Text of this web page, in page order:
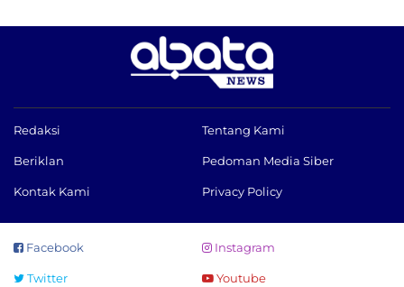
Redaksi Tentang Kami
Beriklan Pedoman Media Siber
Kontak Kami Privacy Policy
Facebook Instagram
Twitter Youtube